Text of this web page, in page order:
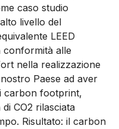
caso studio
livello del
LEED
conformità alle
nella realizzazione
Paese ad aver
carbon footprint,
CO2 rilasciata
Risultato: il carbon